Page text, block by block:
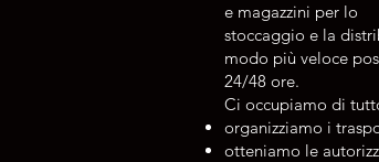
e magazzini per lo
stoccaggio e la
modo più veloce
24/48 ore.
Ci occupiamo di
organizziamo i
otteniamo le